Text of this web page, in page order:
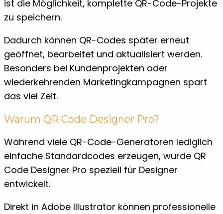
ist die Möglichkeit, komplette QR-Code-Projekte
zu speichern.
Dadurch können QR-Codes später erneut
geöffnet, bearbeitet und aktualisiert werden.
Besonders bei Kundenprojekten oder
wiederkehrenden Marketingkampagnen spart
das viel Zeit.
Warum QR Code Designer Pro?
Während viele QR-Code-Generatoren lediglich
einfache Standardcodes erzeugen, wurde QR
Code Designer Pro speziell für Designer
entwickelt.
Direkt in Adobe Illustrator können professionelle